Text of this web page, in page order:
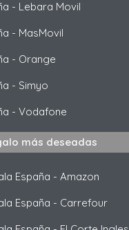
- Lebara Movil
- MasMovil
- Orange
- Simyo
- Vodafone
más deseadas
España - Amazon
España - Carrefour